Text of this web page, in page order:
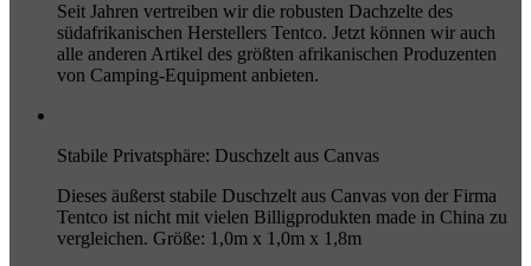
Seit Jahren vertreiben wir die robusten Dachzelte des
südafrikanischen Herstellers Tentco. Jetzt können wir auch
alle anderen Artikel des größten afrikanischen Produzenten
von Camping-Equipment anbieten.
Stabile Privatsphäre: Duschzelt aus Canvas
Dieses äußerst stabile Duschzelt aus Canvas von der Firma
Tentco ist nicht mit vielen Billigprodukten made in China zu
vergleichen. Größe: 1,0m x 1,0m x 1,8m